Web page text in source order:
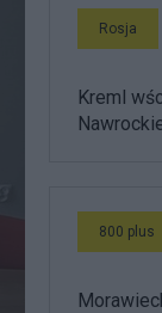
Rosja
Kreml
800 plus